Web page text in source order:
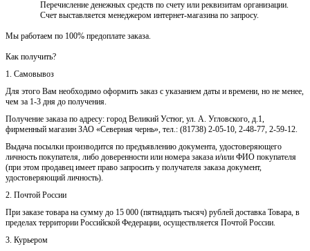
Перечисление денежных средств по счету или реквизитам организации.
Счет выставляется менеджером интернет-магазина по запросу.
Мы работаем по 100% предоплате заказа.
Как получить?
1. Самовывоз
Для этого Вам необходимо оформить заказ с указанием даты и времени, но не менее,
чем за 1-3 дня до получения.
Получение заказа по адресу: город Великий Устюг, ул. А. Угловского, д.1,
фирменный магазин ЗАО «Северная чернь», тел.: (81738) 2-05-10, 2-48-77, 2-59-12.
Выдача посылки производится по предъявлению документа, удостоверяющего
личность покупателя, либо доверенности или номера заказа и/или ФИО покупателя
(при этом продавец имеет право запросить у получателя заказа документ,
удостоверяющий личность).
2. Почтой России
При заказе товара на сумму до 15 000 (пятнадцать тысяч) рублей доставка Товара, в
пределах территории Российской Федерации, осуществляется Почтой России.
3. Курьером